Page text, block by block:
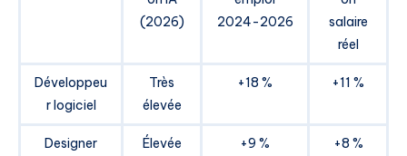
(2026)
2024-2026
salaire
réel
Développeu
r logiciel
Très
élevée
+18 % +11 %
Designer
Élevée +9 % +8 %